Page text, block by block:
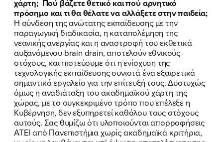
χάρτη; Πού βάζετε θετικό και πού αρνητικό
πρόσημο και τι θα θέλατε να αλλάξετε στην παιδεία;
Η σύνδεση της ανώτατης εκπαίδευσης με την
παραγωγική διαδικασία, η καταπολέμηση της
νεανικής ανεργίας και η αναστροφή του εκθετικά
αυξανόμενου brain drain, αποτελούν εθνικούς
στόχους, και πιστεύουμε ότι η ενίσχυση της
τεχνολογικής εκπαίδευσης συνιστά ένα εξαιρετικά
σημαντικό εργαλείο για την επίτευξή τους. Δυστυχώς
όμως η αναδιάταξη του ακαδημαϊκού χάρτη της
χώρας, με το συγκεκριμένο τρόπο που επέλεξε η
Κυβέρνηση, δεν εξυπηρετεί καθόλου τους στόχους
αυτούς. Σας θυμίζω ότι υλοποιούνται απορροφήσεις
ΑΤΕΙ από Πανεπιστήμια χωρίς ακαδημαϊκά κριτήρια,
Νίκης Κεραμέως
ΥΠΟΒΟΛΗ
Νίκης Κεραμέως
ΥΠΟΒΟΛΗ